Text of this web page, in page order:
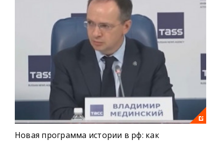
Новая программа истории в рф: как